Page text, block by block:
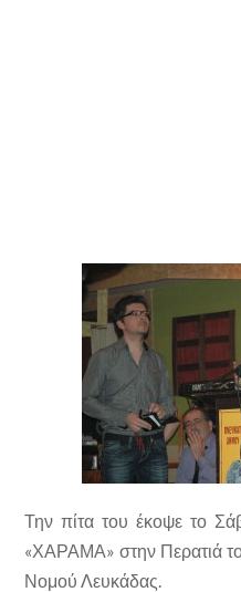
Την πίτα του έκοψε το
«ΧΑΡΑΜΑ» στην Περατιά
Νομού Λευκάδας.